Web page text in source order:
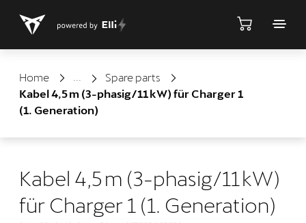
Home ShopSpare parts
Kabel 4,5 m (3-phasig/11 kW) für Charger 1
(1. Generation)
Kabel 4,5 m (3-phasig/11 kW)
für Charger 1 (1. Generation)